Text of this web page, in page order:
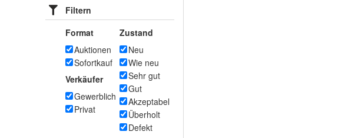
Filtern
Format
Auktionen
Sofortkauf
Verkäufer
Gewerblich
Privat
Zustand
Neu
Wie neu
Sehr gut
Gut
Akzeptabel
Überholt
Defekt